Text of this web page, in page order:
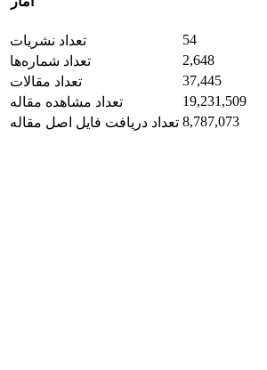
تعداد نشریات
54
تعداد شماره‌ها
2,648
تعداد مقالات
37,445
تعداد مشاهده مقاله
19,231,509
تعداد دریافت فایل اصل مقاله 8,787,073